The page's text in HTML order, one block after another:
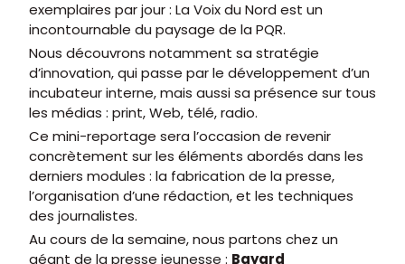
exemplaires par jour : La Voix du Nord est un
incontournable du paysage de la PQR.
Nous découvrons notamment sa stratégie
d’innovation, qui passe par le développement d’un
incubateur interne, mais aussi sa présence sur tous
les médias : print, Web, télé, radio.
Ce mini-reportage sera l’occasion de revenir
concrètement sur les éléments abordés dans les
derniers modules : la fabrication de la presse,
l’organisation d’une rédaction, et les techniques
des journalistes.
Au cours de la semaine, nous partons chez un
géant de la presse jeunesse : Bayard